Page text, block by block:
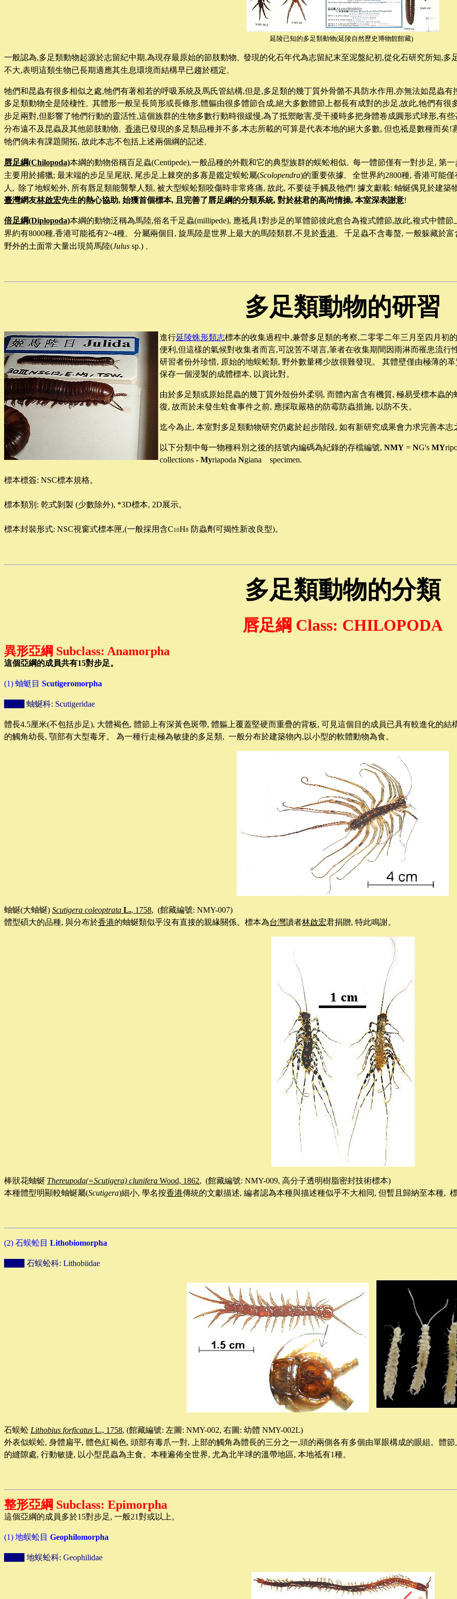
延陵已知的多足類動物(延陵自然歷史博物館館藏)
一般認為,多足類動物起源於志留紀中期,為現存最原始的節肢動物。 發現的化石年代為志留紀末至泥盤紀初,從化石研究所知,
不大,表明這類生物已長期適應其生息環境而結構早已趨於穩定。
牠們和昆蟲有很多相似之處,牠們有著相若的呼吸系統及馬氏管結構,但是,多足類的幾丁質外骨骼不具防水作用,亦無法如昆蟲
多足類動物全是陸棲性。 其體形一般呈長筒形或長條形,體軀由很多體節合成,絕大多數體節上都長有成對的步足,故此,牠們有
步足兩對,但影響了牠們行動的靈活性,這個族群的生物多數行動時很緩慢,為了抵禦敵害,受干擾時多把身體卷成圓形式球形,有
分布遠不及昆蟲及其他節肢動物。 香港已發現的多足類品種并不多,本志所載的可算是代表本地的絕大多數, 但也祗是數種而矣!
牠們倘未有課題開拓, 故此本志不包括上述兩個綱的記述。
唇足綱(Chilopoda)本綱的動物俗稱百足蟲(Centipede),一般品種的外觀和它的典型族群的蜈蚣相似。 每一體節僅有一對步足, 第一
主要用於捕獵; 最末端的步足呈尾狀, 尾步足上棘突的多寡是鑑定蜈蚣屬(Scolopendra)的重要依據。 全世界約2800種, 香港可能僅
人 , 除了地蜈蚣外, 所有唇足類能襲擊人類, 被大型蜈蚣類咬傷時非常疼痛, 故此, 不要徒手觸及牠們! 據文獻載: 蚰蜒偶見於建築
臺灣網友林啟宏先生的熱心協助, 始獲首個標本, 且完善了唇足綱的分類系統, 對於林君的高尚情操, 本室深表謝意!
倍足綱(Diplopoda)本綱的動物泛稱為馬陸,俗名千足蟲(millipede), 應祗具1對步足的單體節彼此愈合為複式體節,故此,複式中體節
界約有8000種,香港可能祗有2~4種。 分屬兩個目 , 旋馬陸是世界上最大的馬陸類群,不見於香港。 千足蟲不含毒螯, 一般躲藏於富
野外的土面常大量出現筒馬陸(Julus sp.) 。
多足類動物的研習
進行延陵蛛形類志標本的收集過程中,兼營多足類的考察,二零零二年三月至四月初
便利,但這樣的氣候對收集者而言,可說苦不堪言,筆者在收集期間因雨淋而罹患流行
研習者份外珍惜, 原始的地蜈蚣類, 野外數量稀少故很難發現。 其體壁僅由極薄的
保存一個浸製的成體標本, 以資比對。
由於多足類或原始昆蟲的幾丁質外殼份外柔弱, 而體內富含有機質, 極易受標本蟲
復, 故而於未發生蛀食事件之前, 應採取嚴格的防霉防蟲措施, 以防不失。
迄今為止, 本室對多足類動物研究仍處於起步階段, 如有新研究成果會力求完善本志
以下分類中每一物種科別之後的括號內編碼為紀錄的存檔編號, NMY = NG's MY
collections - Myriapoda Ngiana specimen.
標本標簽: NSC標本規格。
標本類別: 乾式剝製 (少數除外), *3D標本, 2D展示。
標本封裝形式: NSC視窗式標本匣,(一般採用含C10H8 防蟲劑可揭性新改良型)。
多足類動物的分類
唇足綱 Class: CHILOPODA
異形亞綱 Subclass: Anamorpha
這個亞綱的成員共有15對步足。
(1) 蚰蜓目 Scutigeromorpha
蚰蜒科: Scutigeridae
體長4.5厘米(不包括步足), 大體褐色, 體節上有深黃色斑帶, 體軀上覆蓋堅硬而重疊的背板, 可見這個目的成員已具有較進化的結
的觸角幼長, 顎部有大型毒牙。 為一種行走極為敏捷的多足類, 一般分布於建築物內, 以小型的軟體動物為食。
蚰蜒(大蚰蜒) Scutigera coleoptrata L., 1758, (館藏編號: NMY-007)
體型碩大的品種, 與分布於香港的蚰蜒類似乎沒有直接的親緣關係。 標本為台灣讀者林啟宏君捐贈, 特此鳴謝。
棒狀花蚰蜒 Thereupoda(=Scutigera) clunifera Wood, 1862, (館藏編號: NMY-009, 高分子透明樹脂密封技術標本)
本種體型明顯較蚰蜒屬(Scutigera)細小, 學名按香港傳統的文獻描述, 編者認為本種與描述種似乎不大相同, 但暫且歸納至本種,
(2) 石蜈蚣目 Lithobiomorpha
石蜈蚣科: Lithobiidae
石蜈蚣 Lithobius forficatus L., 1758, (館藏編號: 左圖: NMY-002, 右圖: 幼體 NMY-002L)
外表似蜈蚣, 身體扁平, 體色紅褐色, 頭部有毒爪一對, 上部的觸角為體長的三分之一,頭的兩側各有多個由單眼構成的眼組。體節
的縫隙處, 行動敏捷, 以小型昆蟲為主食。本種遍佈全世界, 尤為北半球的溫帶地區, 本地祗有1種。
整形亞綱 Subclass: Epimorpha
這個亞綱的成員多於15對步足, 一般21對或以上 。
(1) 地蜈蚣目 Geophilomorpha
地蜈蚣科: Geophilidae